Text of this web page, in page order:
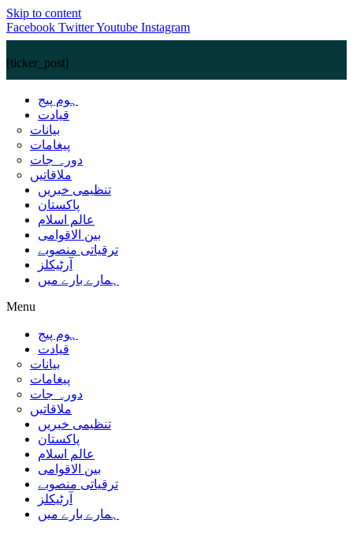
Skip to content
Facebook TwitterYoutube Instagram
[ticker_post]
ہوم پیج
قیادت
بیانات
پیغامات
دورہ جات
ملاقاتیں
تنظیمی خبریں
پاکستان
عالم اسلام
بین الاقوامی
ترقیاتی منصوبے
آرٹیکلز
ہمارے بارے میں
Menu
ہوم پیج
قیادت
بیانات
پیغامات
دورہ جات
ملاقاتیں
تنظیمی خبریں
پاکستان
عالم اسلام
بین الاقوامی
ترقیاتی منصوبے
آرٹیکلز
ہمارے بارے میں